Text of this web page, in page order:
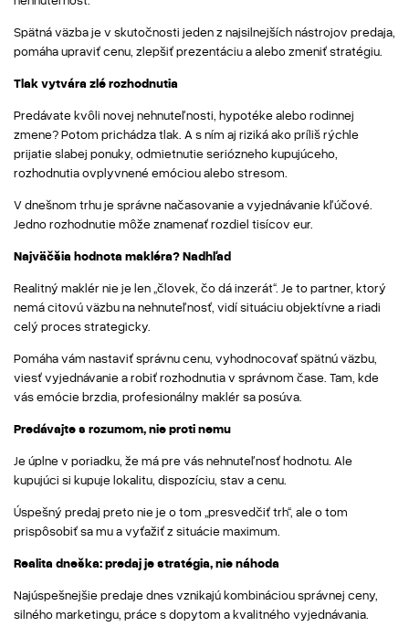
Spätná väzba je v skutočnosti jeden z najsilnejších nástrojov predaja,
pomáha upraviť cenu, zlepšiť prezentáciu a alebo zmeniť stratégiu.
Tlak vytvára zlé rozhodnutia
Predávate kvôli novej nehnuteľnosti, hypotéke alebo rodinnej
zmene? Potom prichádza tlak. A s ním aj riziká ako príliš rýchle
prijatie slabej ponuky, odmietnutie seriózneho kupujúceho,
rozhodnutia ovplyvnené emóciou alebo stresom.
V dnešnom trhu je správne načasovanie a vyjednávanie kľúčové.
Jedno rozhodnutie môže znamenať rozdiel tisícov eur.
Najväčšia hodnota makléra? Nadhľad
Realitný maklér nie je len „človek, čo dá inzerát“. Je to partner, ktorý
nemá citovú väzbu na nehnuteľnosť, vidí situáciu objektívne a riadi
celý proces strategicky.
Pomáha vám nastaviť správnu cenu, vyhodnocovať spätnú väzbu,
viesť vyjednávanie a robiť rozhodnutia v správnom čase. Tam, kde
vás emócie brzdia, profesionálny maklér sa posúva.
Predávajte s rozumom, nie proti nemu
Je úplne v poriadku, že má pre vás nehnuteľnosť hodnotu. Ale
kupujúci si kupuje lokalitu, dispozíciu, stav a cenu.
Úspešný predaj preto nie je o tom „presvedčiť trh“, ale o tom
prispôsobiť sa mu a vyťažiť z situácie maximum.
Realita dneška: predaj je stratégia, nie náhoda
Najúspešnejšie predaje dnes vznikajú kombináciou správnej ceny,
silného marketingu, práce s dopytom a kvalitného vyjednávania.